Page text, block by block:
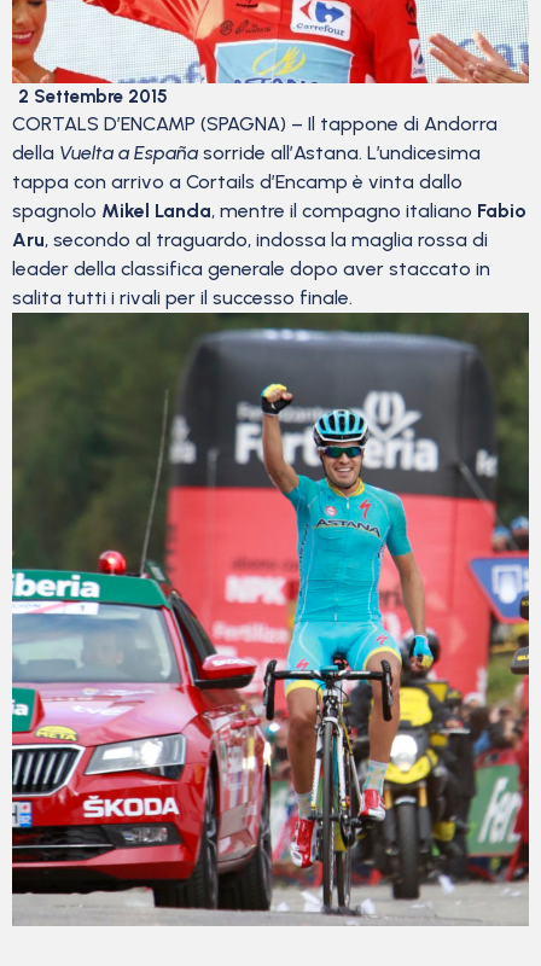
2 Settembre 2015
CORTALS D’ENCAMP (SPAGNA) – Il tappone di Andorra
della Vuelta a España sorride all’Astana. L’undicesima
tappa con arrivo a Cortails d’Encamp è vinta dallo
spagnolo Mikel Landa, mentre il compagno italiano Fabio
Aru, secondo al traguardo, indossa la maglia rossa di
leader della classifica generale dopo aver staccato in
salita tutti i rivali per il successo finale.